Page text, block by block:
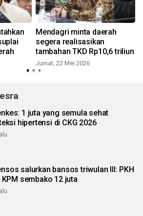
Mendagri minta daerah
segera realisasikan
tambahan TKD Rp10,6 triliun
Jumat, 22 Mei 2026
1 juta yang semula sehat
hipertensi di CKG 2026
salurkan bansos triwulan III: PKH
KPM sembako 12 juta